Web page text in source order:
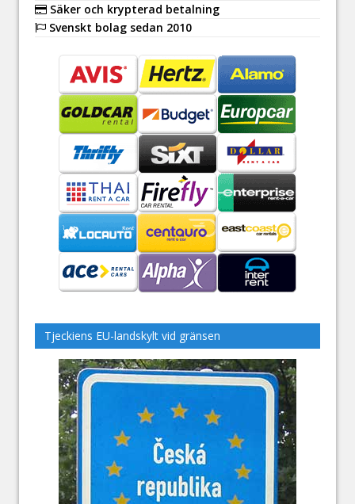
Säker och krypterad betalning
Svenskt bolag sedan 2010
Tjeckiens EU-landskylt vid gränsen